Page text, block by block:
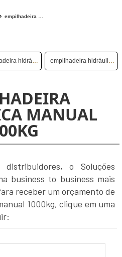
empilhadeira hidráulica 2 toneladas empilhadeira hidráulica manual 1000kg
MANUAL
distribuidores, o Soluções
business to business mais
receber um orçamento de
1000kg, clique em uma